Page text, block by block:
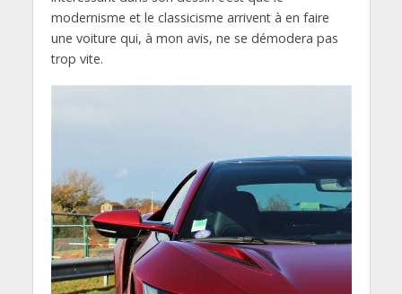
modernisme et le classicisme arrivent à en faire
une voiture qui, à mon avis, ne se démodera pas
trop vite.